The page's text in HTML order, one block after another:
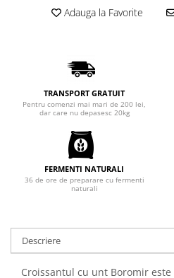
Prajituri nuci
Prajituri Red Collection
Prajituri cu fructe
Prajituri cafea
Prajituri de Craciun
Torturi ambalate
Torti
Turta dulce
Adauga la Favorite
TRANSPORT GRATUIT
Pentru comenzi mai mari de 200 lei,
dar care nu depasesc 20kg
FERMENTI NATURALI
36 de ore de preparare cu fermenti
naturali
Descriere
Croissantul cu unt Boromir